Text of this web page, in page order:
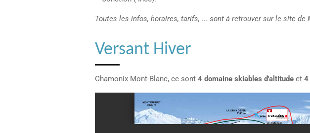
Toutes les infos, horaires, tarifs, ... sont à retrouver sur le site de
Versant Hiver
Chamonix Mont-Blanc, ce sont 4 domaine skiables d'altitude et 4